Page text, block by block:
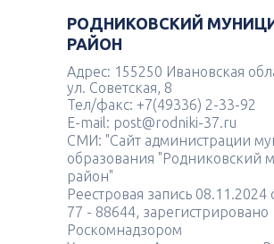
РОДНИКОВСКИЙ
РАЙОН
Адрес: 155250 Ивановская
ул. Советская, 8
Тел/факс: +7(49336) 2-33-92
E-mail: post@rodniki-37.ru
СМИ: "Сайт администрации
образования "Родниковский
район"
Реестровая запись
77 - 88644, зарегистрировано
Роскомнадзором